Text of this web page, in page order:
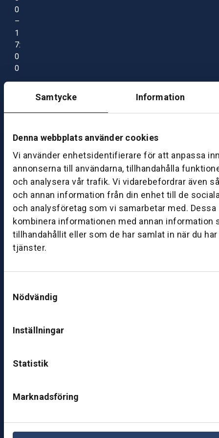
Samtycke Information
Denna webbplats använder cookies
Vi använder enhetsidentifierare för att anpassa
annonserna till användarna, tillhandahålla
och analysera vår trafik. Vi vidarebefordrar även
och annan information från din enhet till de
och analysföretag som vi samarbetar med. Dessa
kombinera informationen med annan information
tillhandahållit eller som de har samlat in när du
tjänster.
Nödvändig
Inställningar
Statistik
Marknadsföring
0
–
1
7:
0
0
ut
S
ö
v
d
e
ik
J
ö
g
u
d